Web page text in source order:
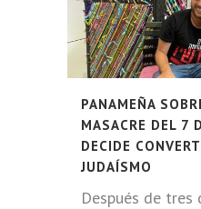
PANAMEÑA
MASACRE DEL 7
DECIDE
JUDAÍSMO
Después de tres